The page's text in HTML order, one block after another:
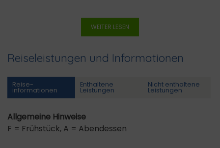
WEITER LESEN
Reiseleistungen und Informationen
Reise­
informationen
Enthaltene
Leistungen
Nicht enthaltene
Leistungen
Allgemeine Hinweise
F = Frühstück, A = Abendessen